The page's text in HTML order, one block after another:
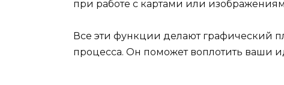
при работе с картами или
Все эти функции делают графический
процесса. Он поможет воплотить ваши